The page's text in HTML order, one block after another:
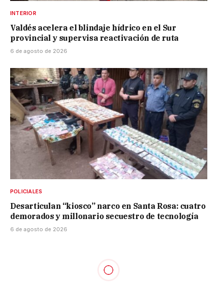
INTERIOR
Valdés acelera el blindaje hídrico en el Sur
provincial y supervisa reactivación de ruta
6 de agosto de 2026
POLICIALES
Desarticulan “kiosco” narco en Santa Rosa: cuatro
demorados y millonario secuestro de tecnología
6 de agosto de 2026